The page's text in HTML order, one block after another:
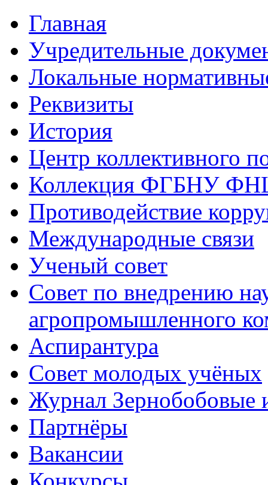
Главная
Учредительные
Локальные
Реквизиты
История
Центр коллективного
Коллекция ФГБНУ
Противодействие
Международные связи
Ученый совет
Совет по внедрению
агропромышленного
Аспирантура
Совет молодых учёных
Журнал Зернобобовые
Партнёры
Вакансии